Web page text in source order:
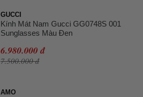
GUCCI
Kính Mát Nam Gucci GG0748S 001
Sunglasses Màu Đen
6.980.000 đ
7.500.000 đ
AMO